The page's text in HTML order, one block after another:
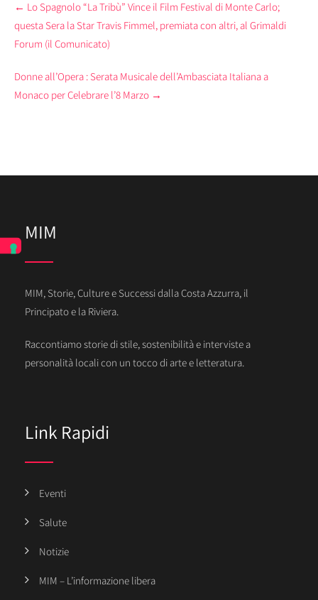
navigation
← Lo Spagnolo “La Tribù” Vince il Film Festival di Monte Carlo;
questa Sera la Star Travis Fimmel, premiata con altri, al Grimaldi
Forum (il Comunicato)
Donne all’Opera : Serata Musicale dell’Ambasciata Italiana a
Monaco per Celebrare l’8 Marzo →
MIM
MIM, Storie, Culture e Successi dalla Costa Azzurra, il
Principato e la Riviera.
Raccontiamo storie di stile, sostenibilità e interviste a
personalità locali con un tocco di arte e letteratura.
Link Rapidi
Eventi
Salute
Notizie
MIM – L’informazione libera